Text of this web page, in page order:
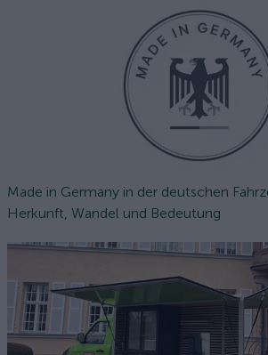
Made in Germany in der deutschen
Herkunft, Wandel und Bedeutung